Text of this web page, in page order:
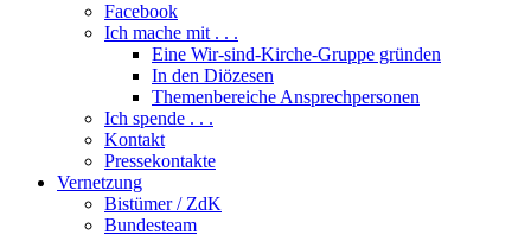
Facebook
Ich mache mit . . .
Eine Wir-sind-Kirche-Gruppe gründen
In den Diözesen
Themenbereiche Ansprechpersonen
Ich spende . . .
Kontakt
Pressekontakte
Vernetzung
Bistümer / ZdK
Bundesteam